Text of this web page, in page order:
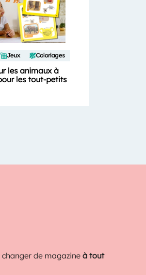
Jeux Coloriages
les animaux à
les tout-petits
changer de magazineà tout